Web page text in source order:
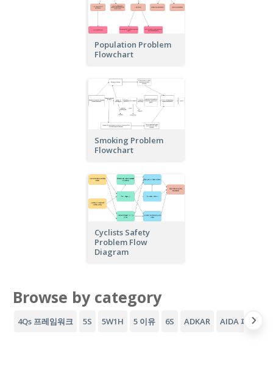
Population Problem
Flowchart
Smoking Problem
Flowchart
Cyclists Safety
Problem Flow
Diagram
Browse by category
4Qs 프레임워크 5S 5W1H 5 이유 6S ADKAR AIDA 퍼널